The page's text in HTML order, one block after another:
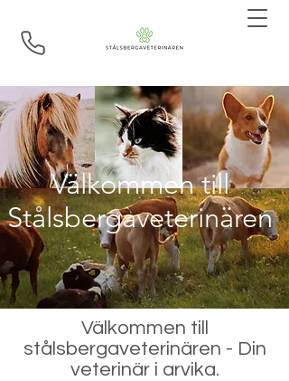
Välkommen till
Stålsbergaveterinären
Välkommen till
stålsbergaveterinären - Din
veterinär i arvika.